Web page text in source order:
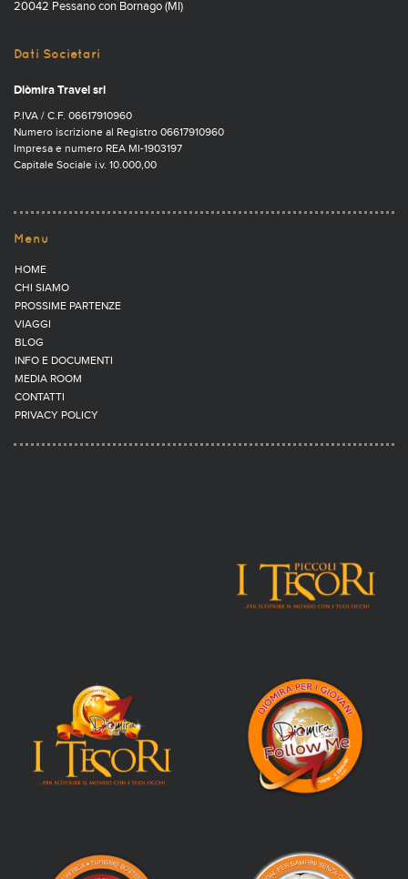
20042 Pessano con Bornago (MI)
Dati Societari
Diòmira Travel srl
P.IVA / C.F. 06617910960
Numero iscrizione al Registro 06617910960
Impresa e numero REA MI-1903197
Capitale Sociale i.v. 10.000,00
Menu
HOME
CHI SIAMO
PROSSIME PARTENZE
VIAGGI
BLOG
INFO E DOCUMENTI
MEDIA ROOM
CONTATTI
PRIVACY POLICY